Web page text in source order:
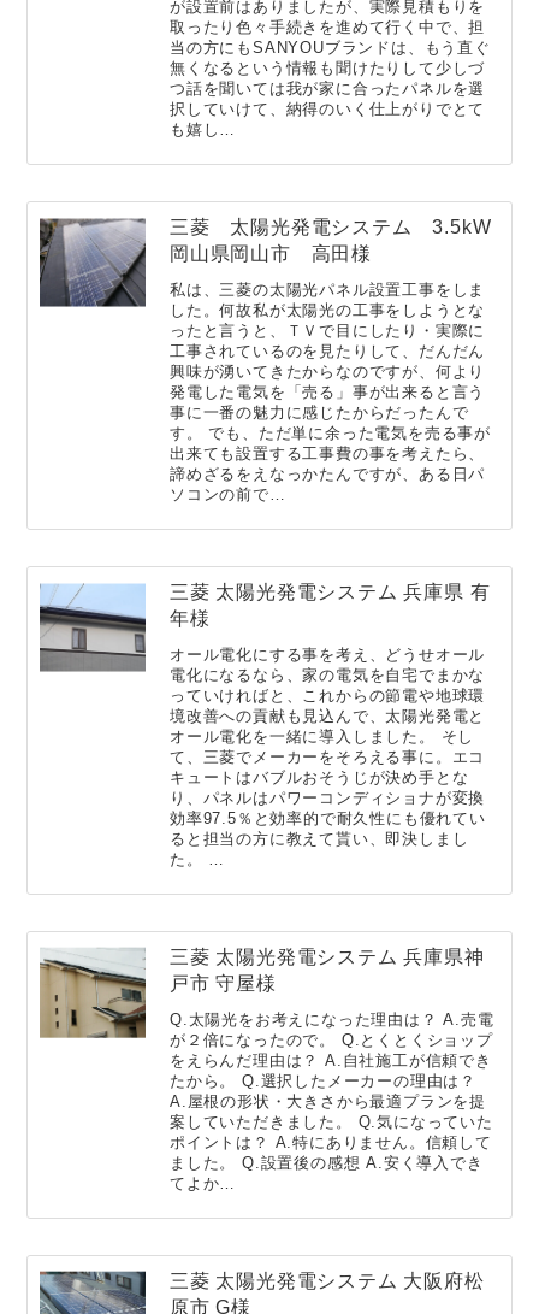
が設置前はありましたが、実際見積もりを
取ったり色々手続きを進めて行く中で、担
当の方にもSANYOUブランドは、もう直ぐ
無くなるという情報も聞けたりして少しづ
つ話を聞いては我が家に合ったパネルを選
択していけて、納得のいく仕上がりでとて
も嬉し…
三菱 太陽光発電システム 3.5kW
岡山県岡山市 高田様
私は、三菱の太陽光パネル設置工事をしま
した。何故私が太陽光の工事をしようとな
ったと言うと、ＴＶで目にしたり・実際に
工事されているのを見たりして、だんだん
興味が湧いてきたからなのですが、何より
発電した電気を「売る」事が出来ると言う
事に一番の魅力に感じたからだったんで
す。 でも、ただ単に余った電気を売る事が
出来ても設置する工事費の事を考えたら、
諦めざるをえなっかたんですが、ある日パ
ソコンの前で…
三菱 太陽光発電システム 兵庫県 有
年様
オール電化にする事を考え、どうせオール
電化になるなら、家の電気を自宅でまかな
っていければと、これからの節電や地球環
境改善への貢献も見込んで、太陽光発電と
オール電化を一緒に導入しました。 そし
て、三菱でメーカーをそろえる事に。エコ
キュートはバブルおそうじが決め手とな
り、パネルはパワーコンディショナが変換
効率97.5％と効率的で耐久性にも優れてい
ると担当の方に教えて貰い、即決しまし
た。 …
三菱 太陽光発電システム 兵庫県神
戸市 守屋様
Q.太陽光をお考えになった理由は？ A.売電
が２倍になったので。 Q.とくとくショップ
をえらんだ理由は？ A.自社施工が信頼でき
たから。 Q.選択したメーカーの理由は？
A.屋根の形状・大きさから最適プランを提
案していただきました。 Q.気になっていた
ポイントは？ A.特にありません。信頼して
ました。 Q.設置後の感想 A.安く導入でき
てよか…
三菱 太陽光発電システム 大阪府松
原市 G様